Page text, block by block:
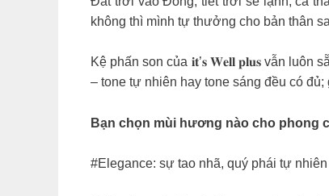
không thì mình tự thưởng cho bản thân
Kệ phấn son của 𝐢𝐭’𝐬 𝐖𝐞𝐥𝐥 𝐩𝐥𝐮𝐬 vẫn
– tone tự nhiên hay tone sáng đều có
Bạn chọn mùi hương nào cho phong
#Elegance: sự tao nhã, quý phái tự